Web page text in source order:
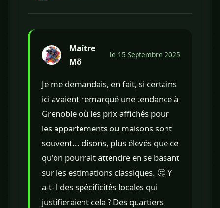
Maître
Mô
le 15 Septembre 2025
Je me demandais, en fait, si certains
ici avaient remarqué une tendance à
Grenoble où les prix affichés pour
les appartements ou maisons sont
souvent... disons, plus élevés que ce
qu'on pourrait attendre en se basant
sur les estimations classiques. 🤔 Y
a-t-il des spécificités locales qui
justifieraient cela ? Des quartiers